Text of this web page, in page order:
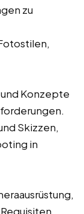
zu
Konzepte
Skizzen,
in